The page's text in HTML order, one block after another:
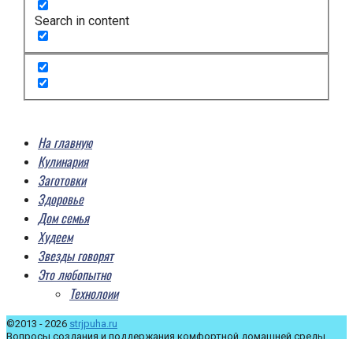
Search in content
На главную
Кулинария
Заготовки
Здоровье
Дом семья
Худеем
Звезды говорят
Это любопытно
Технолоии
©2013 - 2026 strjpuha.ru
Вопросы создания и поддержания комфортной домашней среды,